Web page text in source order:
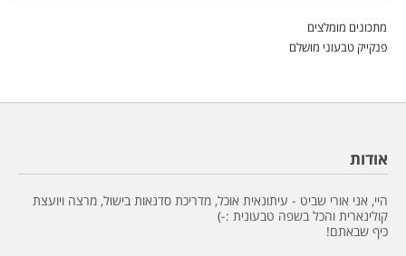
מתכונים מומלצים
פנקייק טבעוני מושלם
אודות
היי, אני אורי שביט - עיתונאית אוכל, מדריכת סדנאות בישול, מרצה ויועצת
קולינארית והכל בשפה טבעונית :-)
כיף שבאתם!